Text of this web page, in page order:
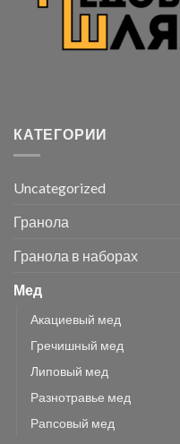
КАТЕГОРИИ
Uncategorized
Гранола
Гранола в наборах
Мед
Акациевый мед
Гречишный мед
Липовый мед
Разнотравье мед
Рапсовый мед